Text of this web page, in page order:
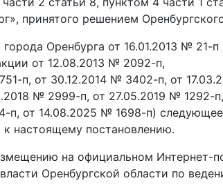
принятого решением
Оренбурга от 16.01.2013 № 21-
от 12.08.2013 № 2092-п,
п, от 30.12.2014 № 3402-п, от
№ 2999-п, от 27.05.2019 №
п, от 14.08.2025 № 1698-п)
настоящему постановлению.
на официальном Интернет-
Оренбургской области по